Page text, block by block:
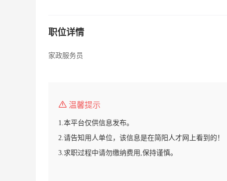
职位详情
家政服务员
温馨提示
1.本平台仅供信息发布。
2.请告知用人单位，该信息是在简阳人才网上看到的！
3.求职过程中请勿缴纳费用,保持谨慎。